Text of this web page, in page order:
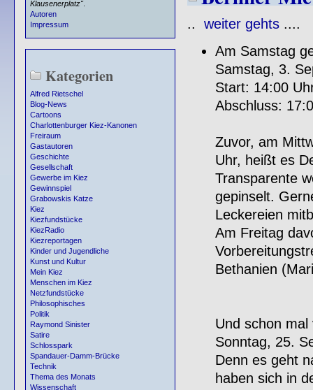
Klausenerplatz".
Autoren
Impressum
Kategorien
Alfred Rietschel
Blog-News
Cartoons
Charlottenburger Kiez-Kanonen
Freiraum
Gastautoren
Geschichte
Gesellschaft
Gewerbe im Kiez
Gewinnspiel
Grabowskis Katze
Kiez
Kiezfundstücke
KiezRadio
Kiezreportagen
Kinder und Jugendliche
Kunst und Kultur
Mein Kiez
Menschen im Kiez
Netzfundstücke
Philosophisches
Politik
Raymond Sinister
Satire
Schlosspark
Spandauer-Damm-Brücke
Technik
Thema des Monats
Wissenschaft
.. weiter gehts....
Am Samstag
Samstag, 3.
Start: 14:00
Abschluss:
Zuvor, am
Uhr, heißt es
Transparente
gepinselt.
Leckereien
Am Freitag
Bethanien
Und schon
Sonntag, 25.
Denn es geht
haben sich in